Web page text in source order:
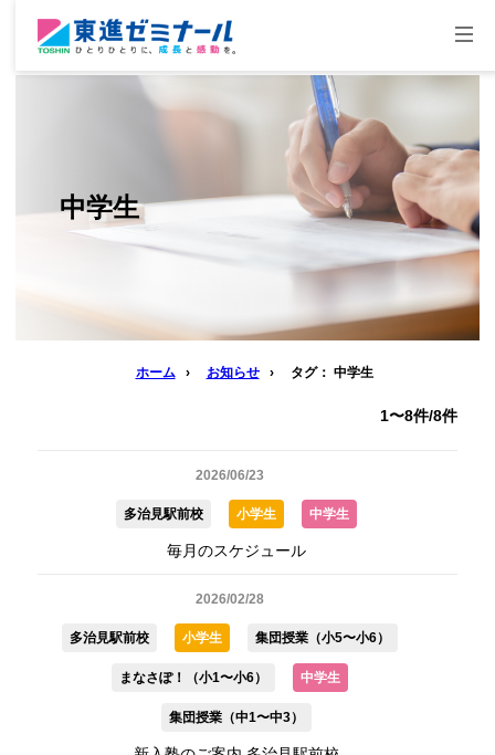
中学生
ホーム › お知らせ › タグ： 中学生
1〜8件/8件
2026/06/23
多治見駅前校 小学生 中学生
毎月のスケジュール
2026/02/28
多治見駅前校 小学生 集団授業（小5〜小6）
まなさぽ！（小1〜小6） 中学生
集団授業（中1〜中3）